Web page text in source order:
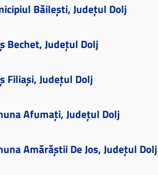
Băilești, Județul Dolj
Bechet, Județul Dolj
Filiași, Județul Dolj
Afumați, Județul Dolj
Amărăștii De Jos, Județul Dolj